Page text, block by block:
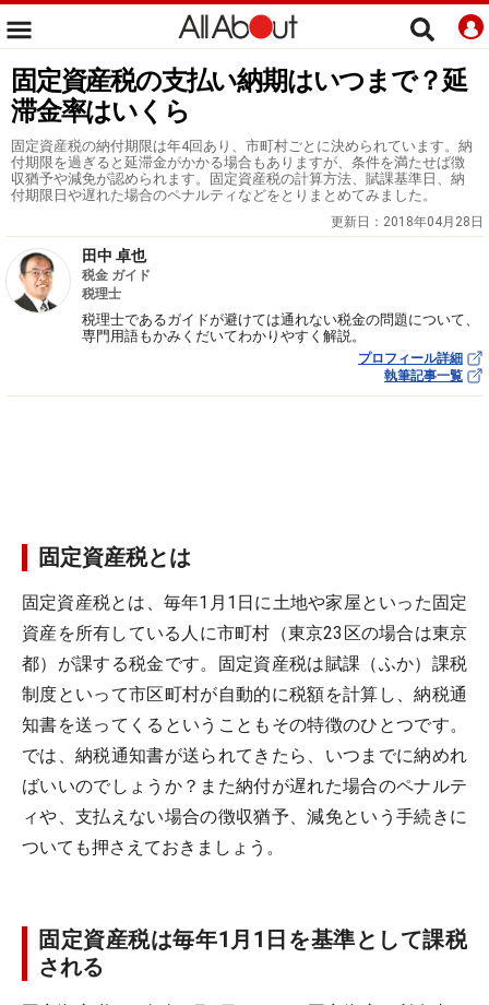
固定資産税の支払い納期はいつまで？延
滞金率はいくら
固定資産税の納付期限は年4回あり、市町村ごとに決められています。納
付期限を過ぎると延滞金がかかる場合もありますが、条件を満たせば徴
収猶予や減免が認められます。固定資産税の計算方法、賦課基準日、納
付期限日や遅れた場合のペナルティなどをとりまとめてみました。
更新日： 2018年04月28日
田中 卓也
税金 ガイド
税理士
税理士であるガイドが避けては通れない税金の問題について、
専門用語もかみくだいてわかりやすく解説。
プロフィール詳細
執筆記事一覧
固定資産税とは
固定資産税とは、毎年1月1日に土地や家屋といった固定
資産を所有している人に市町村（東京23区の場合は東京
都）が課する税金です。固定資産税は賦課（ふか）課税
制度といって市区町村が自動的に税額を計算し、納税通
知書を送ってくるということもその特徴のひとつです。
では、納税通知書が送られてきたら、いつまでに納めれ
ばいいのでしょうか？また納付が遅れた場合のペナルテ
ィや、支払えない場合の徴収猶予、減免という手続きに
ついても押さえておきましょう。
固定資産税は毎年1月1日を基準として課税
される